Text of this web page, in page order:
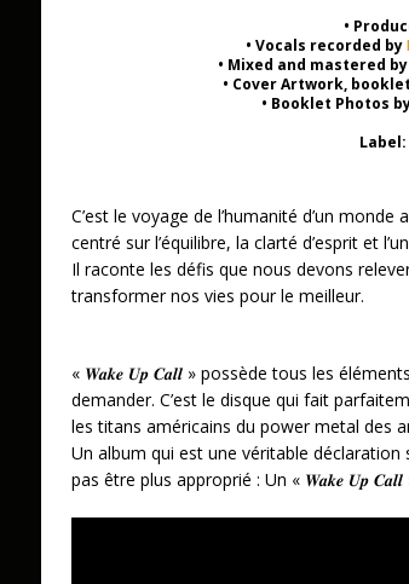
•
• Vocals recorded by
• Mixed and mastered by
• Cover Artwork,
• Booklet Photos
C’est le voyage de l’humanité d’un
centré sur l’équilibre, la clarté d’esprit et
Il raconte les défis que nous devons
transformer nos vies pour le meilleur.
« 𝑾𝒂𝒌𝒆 𝑼𝒑 𝑪𝒂𝒍𝒍 » possède tous les
demander. C’est le disque qui fait
les titans américains du power metal des
Un album qui est une véritable
pas être plus approprié : Un « 𝑾𝒂𝒌𝒆 𝑼𝒑